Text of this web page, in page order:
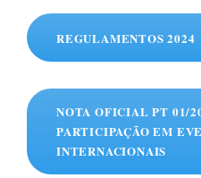
REGULAMENTOS 2024
NOTA OFICIAL PT 01/
PARTICIPAÇÃO EM
INTERNACIONAIS